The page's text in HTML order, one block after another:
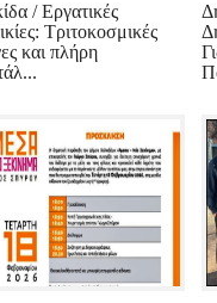
/ Εργατικές
Τριτοκοσμικές
και πλήρη